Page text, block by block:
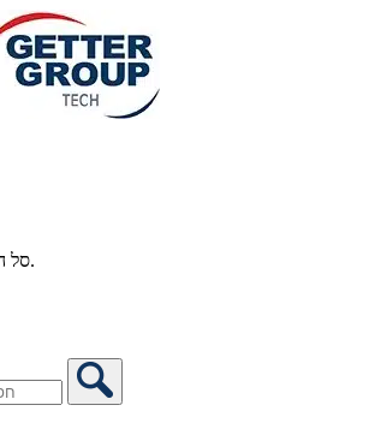
סל ההצעות שלך ריק כרגע.